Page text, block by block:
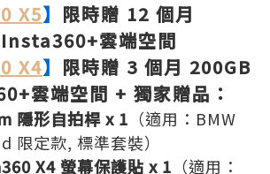
X5】 限時贈 12 個月
雲端空間
X4】 限時贈 3 個月 200GB
雲端空間 + 獨家贈品：
隱形自拍桿 x 1 （適用：BMW
限定款, 標準套裝）
X4 螢幕保護貼 x 1 （適用：